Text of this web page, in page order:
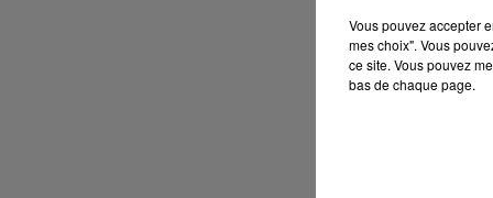
Vous pouvez accepter
mes choix". Vous
ce site. Vous pouvez
bas de chaque page.